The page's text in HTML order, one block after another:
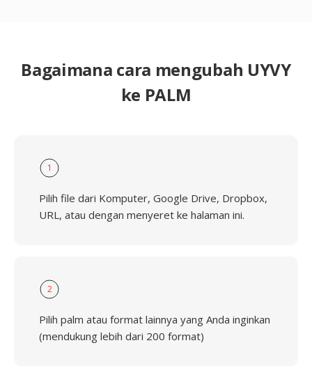
Bagaimana cara mengubah UYVY
ke PALM
1
Pilih file dari Komputer, Google Drive, Dropbox,
URL, atau dengan menyeret ke halaman ini.
2
Pilih palm atau format lainnya yang Anda inginkan
(mendukung lebih dari 200 format)